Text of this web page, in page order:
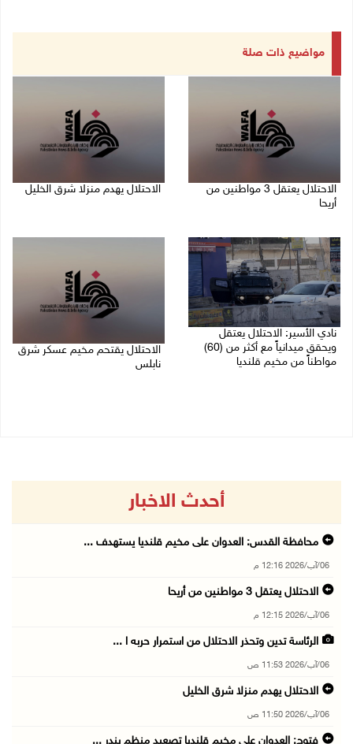
مواضيع ذات صلة
الاحتلال يعتقل 3 مواطنين من
أريحا
الاحتلال يهدم منزلا شرق الخليل
نادي الأسير: الاحتلال يعتقل
ويحقق ميدانياً مع أكثر من (60)
مواطناً من مخيم قلنديا
الاحتلال يقتحم مخيم عسكر شرق
نابلس
أحدث الاخبار
محافظة القدس: العدوان على مخيم قلنديا يستهدف ...
06/آب/2026 12:16 م
الاحتلال يعتقل 3 مواطنين من أريحا
06/آب/2026 12:15 م
الرئاسة تدين وتحذر الاحتلال من استمرار حربه ا ...
06/آب/2026 11:53 ص
الاحتلال يهدم منزلا شرق الخليل
06/آب/2026 11:50 ص